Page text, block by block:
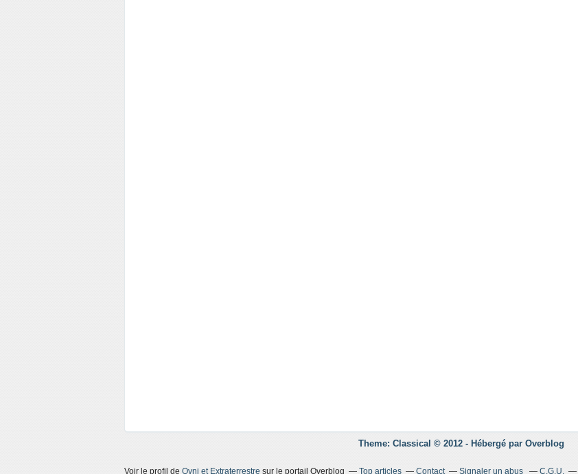
Theme: Classical © 2012 - Hébergé par Overblog
Voir le profil de Ovni et Extraterrestre sur le portail Overblog Top articles Contact Signaler un abus C.G.U.